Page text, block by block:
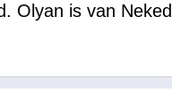
Olyan is van